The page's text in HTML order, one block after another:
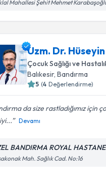
Mahallesi Şehit Mehmet
Uzm. Dr. Hüseyin
Çocuk Sağlığı ve
Balıkesir,Bandırma
5 (4 Değerlendirme)
da size rastladığımız için
Devamı
BANDIRMA ROYAL
Mah. Sağlık Cad. No:16